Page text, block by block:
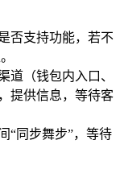
否支持功能，若不
道（钱包内入口、
提供信息，等待客
“同步舞步”，等待